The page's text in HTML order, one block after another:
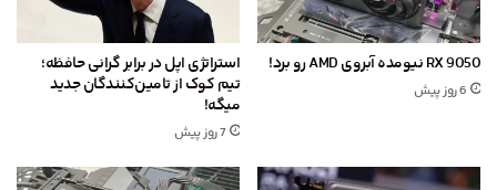
RX 9050 نیومده آبروی AMD رو برد!
6 روز پیش
استراتژی اپل در برابر گرانی حافظه؛
تیم کوک از تامین‌کنندگان جدید
میگه!
7 روز پیش